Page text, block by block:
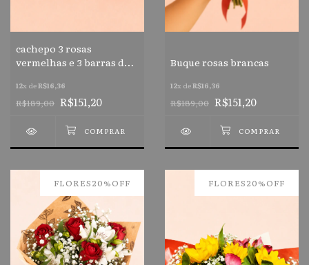
cachepo 3 rosas
vermelhas e 3 barras de
12x deR$16,36
R$189,00 R$151,20
Buque rosas brancas
12x deR$16,36
R$189,00 R$151,20
FLORES20%OFF FLORES20%OFF